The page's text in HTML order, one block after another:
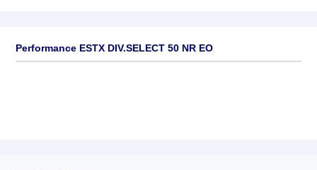
Performance ESTX DIV.SELECT 50 NR EO